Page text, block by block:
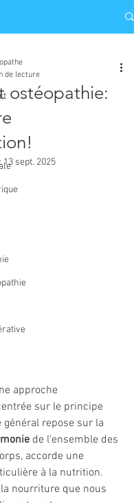
ostéopathie:
de lecture
13 sept. 2025
approche
sur le principe
repose sur la
de l'ensemble des
accorde une
à la nutrition.
nourriture que nous